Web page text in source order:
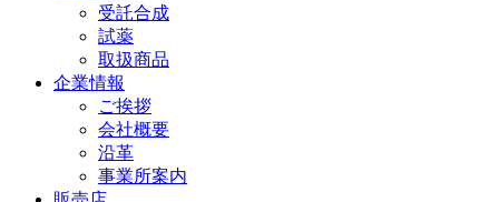
受託合成
試薬
取扱商品
企業情報
ご挨拶
会社概要
沿革
事業所案内